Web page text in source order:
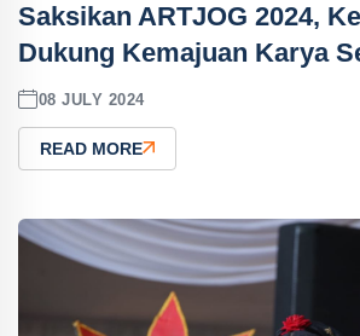
Saksikan ARTJOG 2024,
Dukung Kemajuan Karya
08 JULY 2024
READ MORE